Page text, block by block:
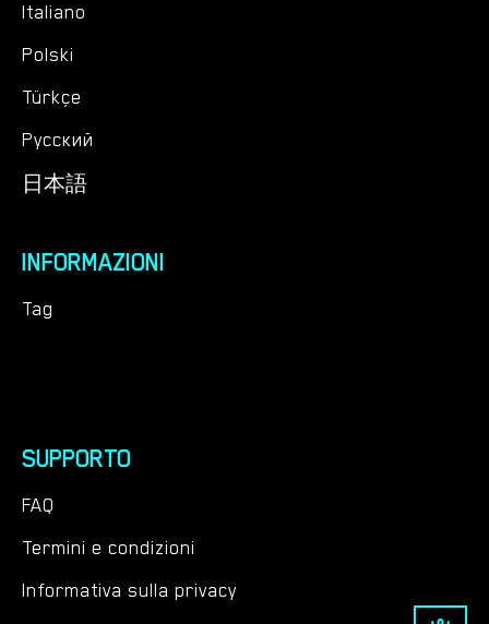
Italiano
Polski
Türkçe
Русский
日本語
INFORMAZIONI
Tag
SUPPORTO
FAQ
Termini e condizioni
Informativa sulla privacy